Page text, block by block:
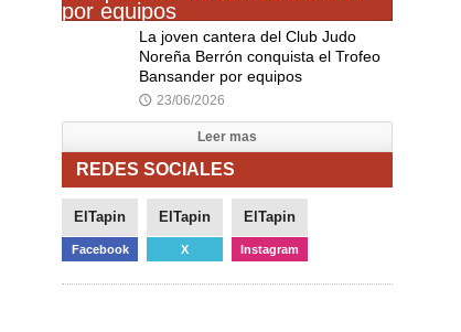
La joven cantera del Club Judo
Noreña Berrón conquista el Trofeo
Bansander por equipos
🕔 23/06/2026
Leer mas
REDES SOCIALES
ElTapin
Facebook
ElTapin
X
ElTapin
Instagram